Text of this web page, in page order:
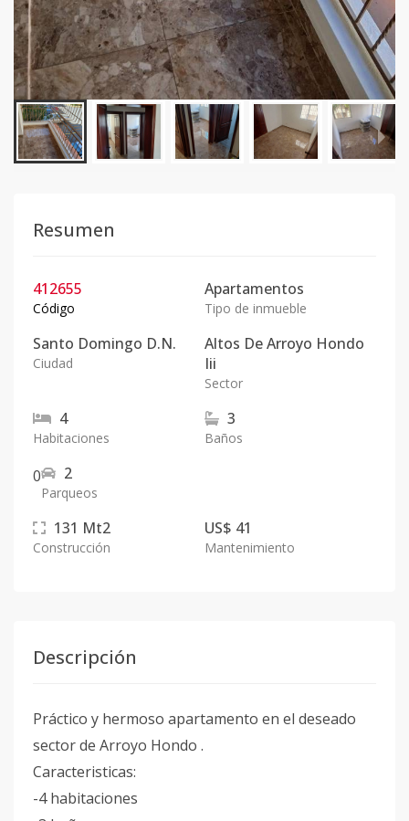
Resumen
412655
Código
Apartamentos
Tipo de inmueble
Santo Domingo D.N.
Ciudad
Altos De Arroyo Hondo
Iii
Sector
4
Habitaciones
3
Baños
0 2
Parqueos
131 Mt2
Construcción
US$ 41
Mantenimiento
Descripción
Práctico y hermoso apartamento en el deseado
sector de Arroyo Hondo .
Caracteristicas:
-4 habitaciones